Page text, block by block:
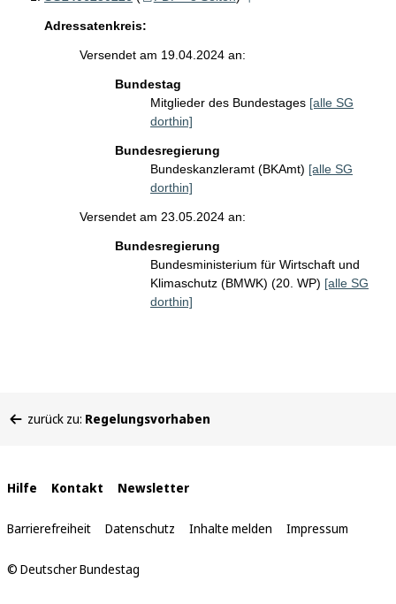
Adressatenkreis:
Versendet am 19.04.2024 an:
Bundestag
Mitglieder des Bundestages [alle SG
dorthin]
Bundesregierung
Bundeskanzleramt (BKAmt) [alle SG
dorthin]
Versendet am 23.05.2024 an:
Bundesregierung
Bundesministerium für Wirtschaft und
Klimaschutz (BMWK) (20. WP) [alle SG
dorthin]
befinden
zurück zu: Regelungsvorhaben
Interne
Links
Hilfe Kontakt Newsletter
Barrierefreiheit Datenschutz Inhalte melden Impressum
© Deutscher Bundestag